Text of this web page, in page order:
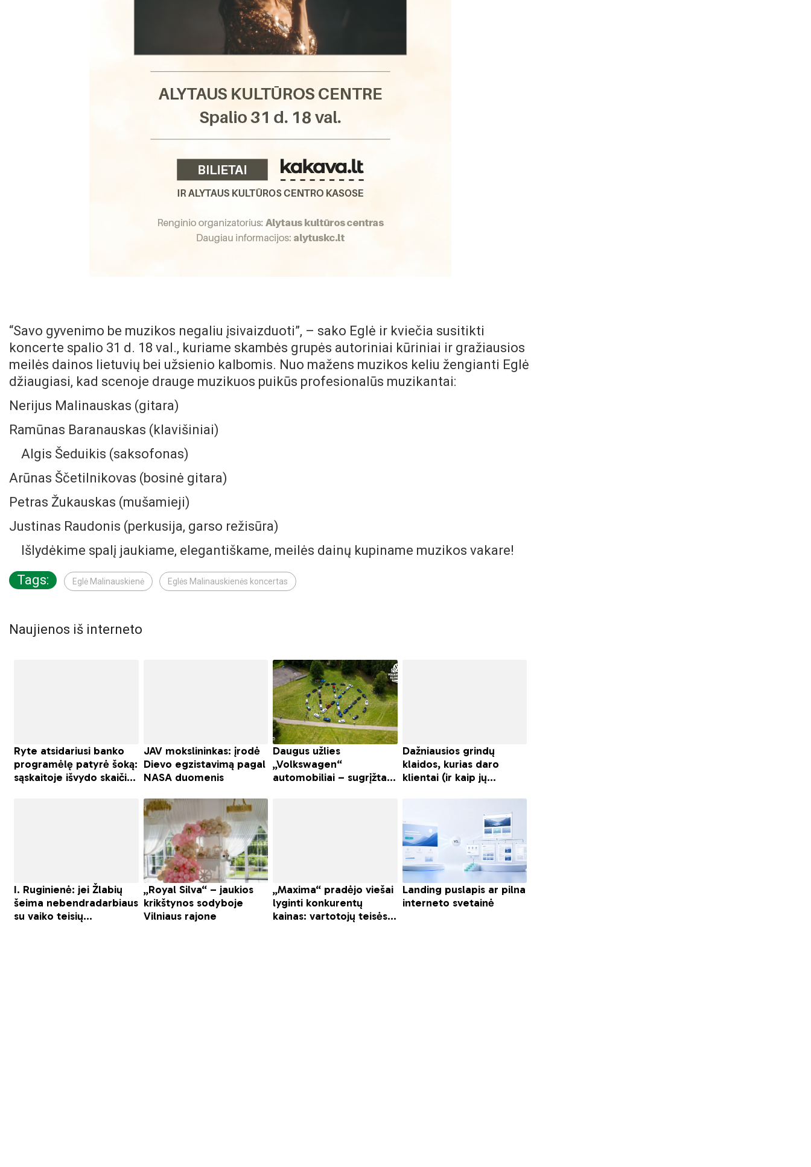
“Savo gyvenimo be muzikos negaliu įsivaizduoti”, – sako Eglė ir kviečia susitikti
koncerte spalio 31 d. 18 val., kuriame skambės grupės autoriniai kūriniai ir gražiausios
meilės dainos lietuvių bei užsienio kalbomis. Nuo mažens muzikos keliu žengianti Eglė
džiaugiasi, kad scenoje drauge muzikuos puikūs profesionalūs muzikantai:
Nerijus Malinauskas (gitara)
Ramūnas Baranauskas (klavišiniai)
Algis Šeduikis (saksofonas)
Arūnas Ščetilnikovas (bosinė gitara)
Petras Žukauskas (mušamieji)
Justinas Raudonis (perkusija, garso režisūra)
Išlydėkime spalį jaukiame, elegantiškame, meilės dainų kupiname muzikos vakare!
Tags:
Eglė Malinauskienė Eglės Malinauskienės koncertas
Naujienos iš interneto